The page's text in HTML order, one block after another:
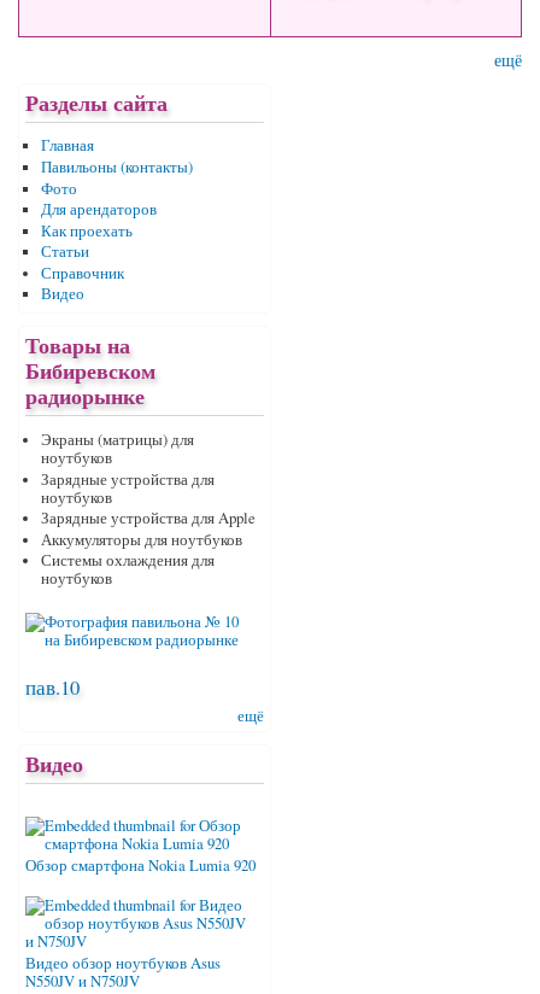
ещё
Разделы сайта
Главная
Павильоны (контакты)
Фото
Для арендаторов
Как проехать
Статьи
Справочник
Видео
Товары на
Бибиревском
радиорынке
Экраны (матрицы) для
ноутбуков
Зарядные устройства для
ноутбуков
Зарядные устройства для Apple
Аккумуляторы для ноутбуков
Системы охлаждения для
ноутбуков
пав.10
ещё
Видео
Обзор смартфона Nokia Lumia 920
Видео обзор ноутбуков Asus
N550JV и N750JV